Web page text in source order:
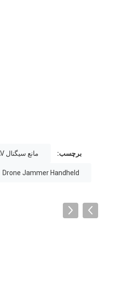
برچسب: مانع سیگنال UAV,سامانه ی اختلال سیگنال برای هواپیماهای بدون سرنشین,"دروون جیمر" دستی
Drone Jammer Handheld